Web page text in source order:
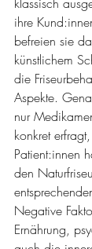
ihre
befreien sie
künstlichem
die
Aspekte.
nur
konkret
Patient:innen
den
Negative
Ernährung,